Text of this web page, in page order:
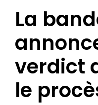
La
verdict
le